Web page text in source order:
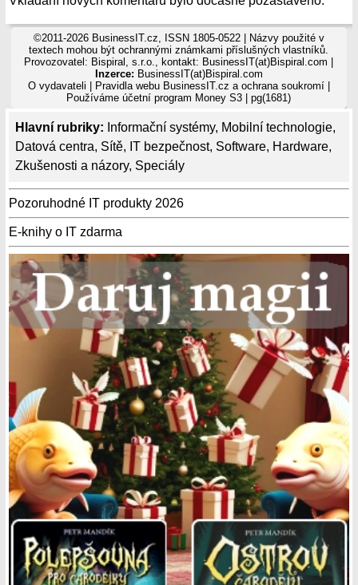
Hlavní rubriky: Informační systémy, Mobilní technologie,
Datová centra, Sítě, IT bezpečnost, Software, Hardware,
Zkušenosti a názory, Speciály
Pozoruhodné IT produkty 2026
E-knihy o IT zdarma
©2011-2026 BusinessIT.cz, ISSN 1805-0522 | Názvy použité v
textech mohou být ochrannými známkami příslušných vlastníků.
Provozovatel: Bispiral, s.r.o., kontakt: BusinessIT(at)Bispiral.com |
Inzerce: BusinessIT(at)Bispiral.com
O vydavateli
Pravidla webu BusinessIT.cz a ochrana soukromí|
Používámeúčetní program Money S3 | pg(1681)